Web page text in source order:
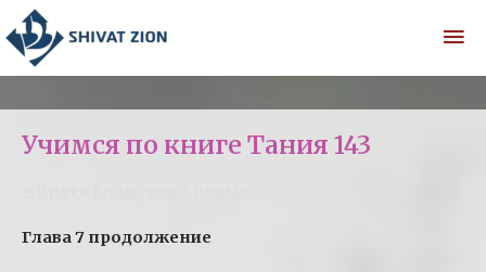
Учимся по книге Тания 143
Глава 7 продолжение